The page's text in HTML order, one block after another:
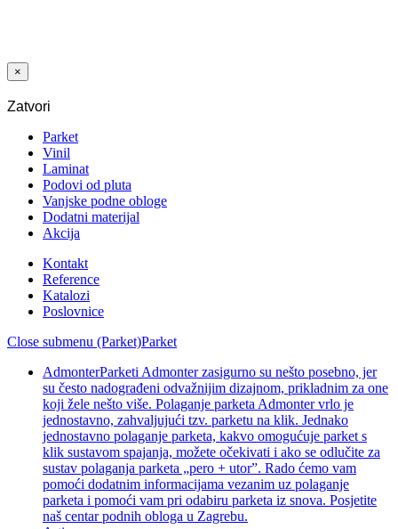
×
Zatvori
Parket
Vinil
Laminat
Podovi od pluta
Vanjske podne obloge
Dodatni materijal
Akcija
Kontakt
Reference
Katalozi
Poslovnice
Close submenu (Parket)Parket
AdmonterParketi Admonter zasigurno su nešto posebno, jer
su često nadograđeni odvažnijim dizajnom, prikladnim za one
koji žele nešto više. Polaganje parketa Admonter vrlo je
jednostavno, zahvaljujući tzv. parketu na klik. Jednako
jednostavno polaganje parketa, kakvo omogućuje parket s
klik sustavom spajanja, možete očekivati i ako se odlučite za
sustav polaganja parketa „pero + utor”. Rado ćemo vam
pomoći dodatnim informacijama vezanim uz polaganje
parketa i pomoći vam pri odabiru parketa iz snova. Posjetite
naš centar podnih obloga u Zagrebu.